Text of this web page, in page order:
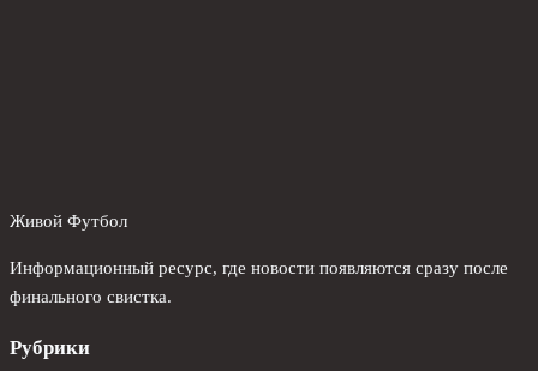
Живой Футбол
Информационный ресурс, где новости появляются сразу после
финального свистка.
Рубрики